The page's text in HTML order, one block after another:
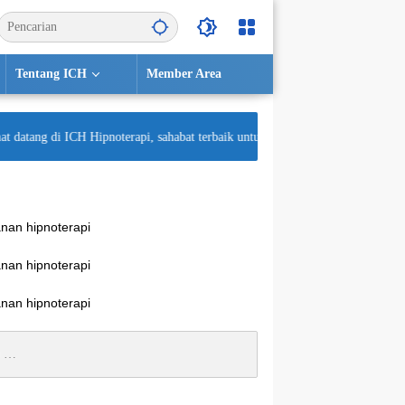
Tentang ICH Member Area
datang di ICH Hipnoterapi, sahabat terbaik untuk kesehatan mental Anda!